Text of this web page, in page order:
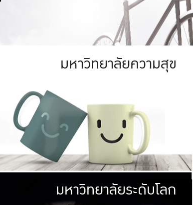
มหาวิทยาลัย
ให้กับประชาชน
มหาวิทยาลัยความสุข
มหาวิทยา
มหาวิทยาลัยระดับโลก